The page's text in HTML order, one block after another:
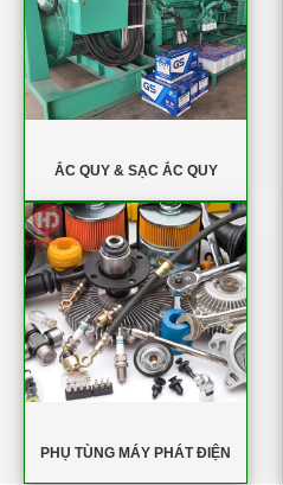
ẮC QUY & SẠC ẮC QUY
PHỤ TÙNG MÁY PHÁT ĐIỆN